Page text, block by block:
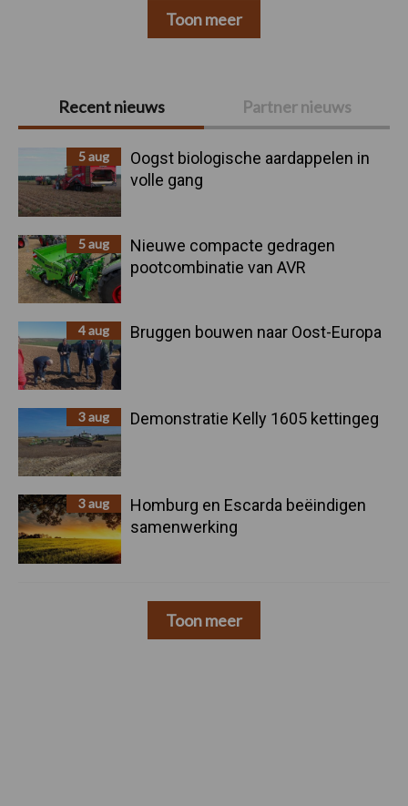
Primaire
Sidebar
Recent nieuws Partner nieuws
5 aug
Oogst biologische aardappelen in
volle gang
5 aug
Nieuwe compacte gedragen
pootcombinatie van AVR
4 aug Bruggen bouwen naar Oost-Europa
3 aug Demonstratie Kelly 1605 kettingeg
3 aug
Homburg en Escarda beëindigen
samenwerking
Toon meer
Toon meer